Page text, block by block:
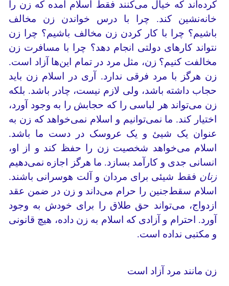
کرده‌اند که خیال می‌کنند فقط اسلام آمده که زن را
خانه‌نشین کند. چرا با درس خواندن زن مخالف
باشیم؟ چرا با کار کردن زن مخالف باشیم؟ چرا زن
نتواند کارهای دولتی انجام دهد؟ چرا با مسافرت زن
مخالفت کنیم؟ زن، مثل مرد در تمام این‌ها آزاد است.
زن هرگز با مرد فرقی ندارد. آری در اسلام زن باید
حجاب داشته باشد، ولی لازم نیست، چادر باشد. بلکه
زن می‌تواند هر لباسی را که حجابش را به وجود آورد،
اختیار کند. ما نمی‌توانیم و اسلام نمی‌خواهد که زن به
عنوان یک شیئ و یک عروسک در دست ما باشد.
اسلام می‌خواهد شخصیت زن را حفظ کند و از او،
انسانی جدی و کارآمد بسازد. ما هرگز اجازه نمی‌دهیم
زنان فقط شیئی برای مردان و آلت هوسرانی باشند.
اسلام سقط‌جنین را حرام می‌داند و زن در ضمن عقد
ازدواج، می‌تواند حق طلاق را برای خودش به وجود
آورد. احترام و آزادی‌ که اسلام به زن داده، هیچ قانونی
و مکتبی نداده است.
زن مانند مرد آزاد است